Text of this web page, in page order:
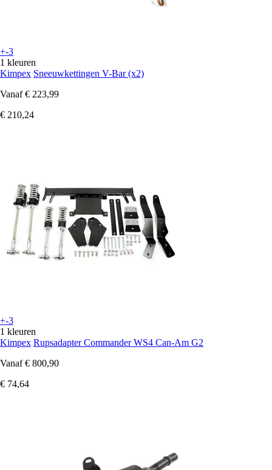
+-3
1 kleuren
Kimpex Sneeuwkettingen V-Bar (x2)
Vanaf € 223,99
€ 210,24
+-3
1 kleuren
Kimpex Rupsadapter Commander WS4 Can-Am G2
Vanaf € 800,90
€ 74,64